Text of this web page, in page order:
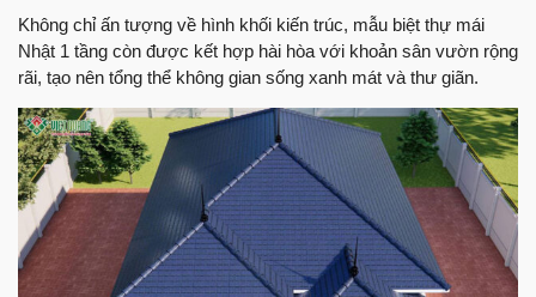
Không chỉ ấn tượng về hình khối kiến trúc, mẫu biệt thự mái
Nhật 1 tầng còn được kết hợp hài hòa với khoản sân vườn rộng
rãi, tạo nên tổng thể không gian sống xanh mát và thư giãn.